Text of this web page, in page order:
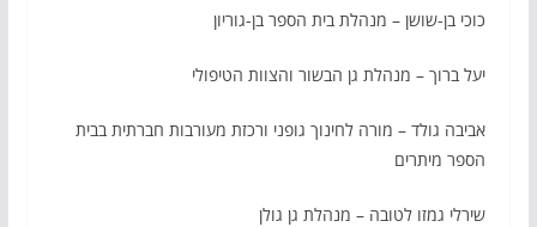
כוכי בן-שושן – מנהלת בית הספר בן-גוריון
יעל ברוך – מנהלת גן הבשור והצוות הטיפולי
אביבה גולד – מורה לחינוך גופני ורכזת מעורבות חברתית בבית
הספר מיתרים
שירלי גמזו לטובה – מנהלת גן גולן